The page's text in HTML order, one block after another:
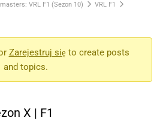
VRL F1 (Sezon 10)
VRL F1
Zarejestruj się to create posts
and topics.
X | F1
wplink